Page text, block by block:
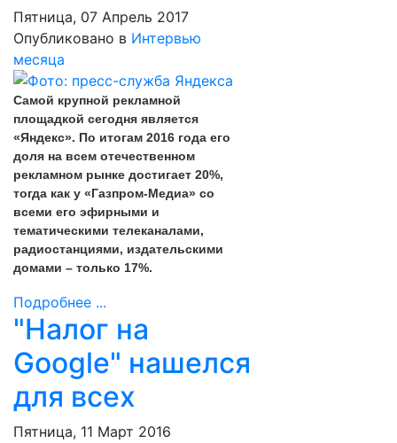
Пятница, 07 Апрель 2017
Опубликовано в Интервью
месяца
Самой крупной рекламной
площадкой сегодня является
«Яндекс». По итогам 2016 года его
доля на всем отечественном
рекламном рынке достигает 20%,
тогда как у «Газпром-Медиа» со
всеми его эфирными и
тематическими телеканалами,
радиостанциями, издательскими
домами – только 17%.
Подробнее ...
"Налог на
Google" нашелся
для всех
Пятница, 11 Март 2016